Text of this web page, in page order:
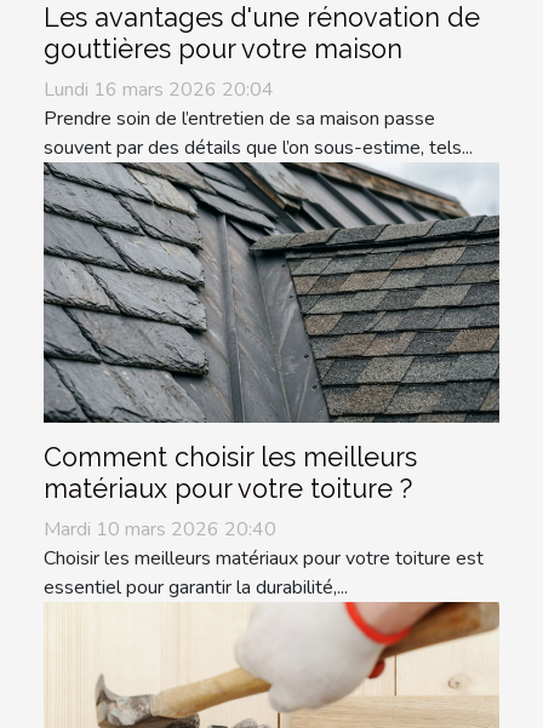
Les avantages d'une rénovation de
gouttières pour votre maison
Lundi 16 mars 2026 20:04
Prendre soin de l’entretien de sa maison passe
souvent par des détails que l’on sous-estime, tels...
Comment choisir les meilleurs
matériaux pour votre toiture ?
Mardi 10 mars 2026 20:40
Choisir les meilleurs matériaux pour votre toiture est
essentiel pour garantir la durabilité,...